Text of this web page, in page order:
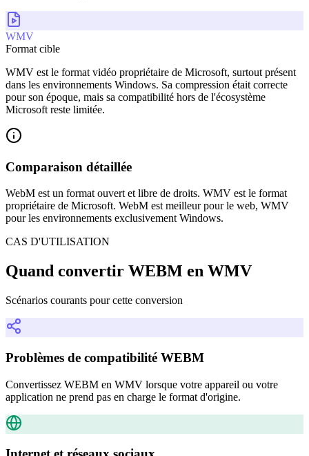
WMV
Format cible
WMV est le format vidéo propriétaire de Microsoft, surtout présent
dans les environnements Windows. Sa compression était correcte
pour son époque, mais sa compatibilité hors de l'écosystème
Microsoft reste limitée.
Comparaison détaillée
WebM est un format ouvert et libre de droits. WMV est le format
propriétaire de Microsoft. WebM est meilleur pour le web, WMV
pour les environnements exclusivement Windows.
CAS D'UTILISATION
Quand convertir WEBM en WMV
Scénarios courants pour cette conversion
Problèmes de compatibilité WEBM
Convertissez WEBM en WMV lorsque votre appareil ou votre
application ne prend pas en charge le format d'origine.